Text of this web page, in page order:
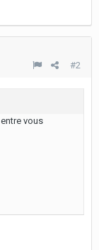
#2
vous